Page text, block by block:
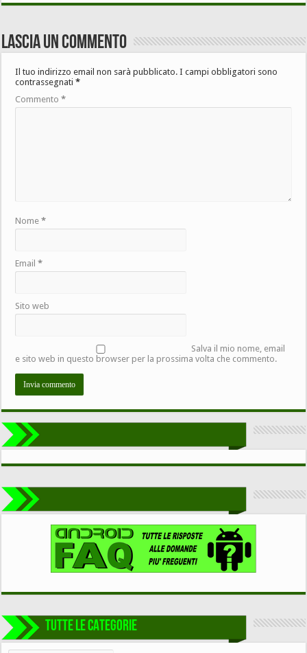
Lascia un commento
Il tuo indirizzo email non sarà pubblicato. I campi obbligatori sono
contrassegnati*
Commento*
Nome*
Email*
Sito web
Salva il mio nome, email
e sito web in questo browser per la prossima volta che commento.
TUTTE LE CATEGORIE